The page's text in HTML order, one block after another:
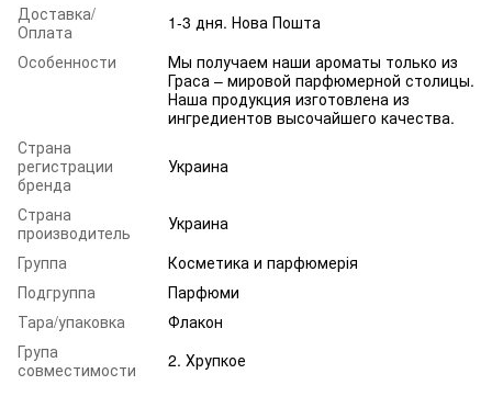
Доставка/
Оплата
1-3 дня. Нова Пошта
Особенности
Мы получаем наши ароматы только из
Граса – мировой парфюмерной столицы.
Наша продукция изготовлена из
ингредиентов высочайшего качества.
Страна
регистрации
бренда
Украина
Страна
производитель
Украина
Группа
Косметика и парфюмерія
Подгруппа
Парфюми
Тара/упаковка
Флакон
Група
совместимости
2. Хрупкое